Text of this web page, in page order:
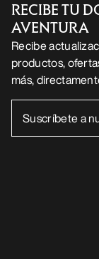
RECIBE TU
AVENTURA
Recibe
productos,
más,